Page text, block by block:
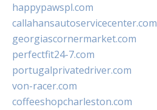
happypawspl.com
callahansautoservicecenter.com
georgiascornermarket.com
perfectfit24-7.com
portugalprivatedriver.com
von-racer.com
coffeeshopcharleston.com